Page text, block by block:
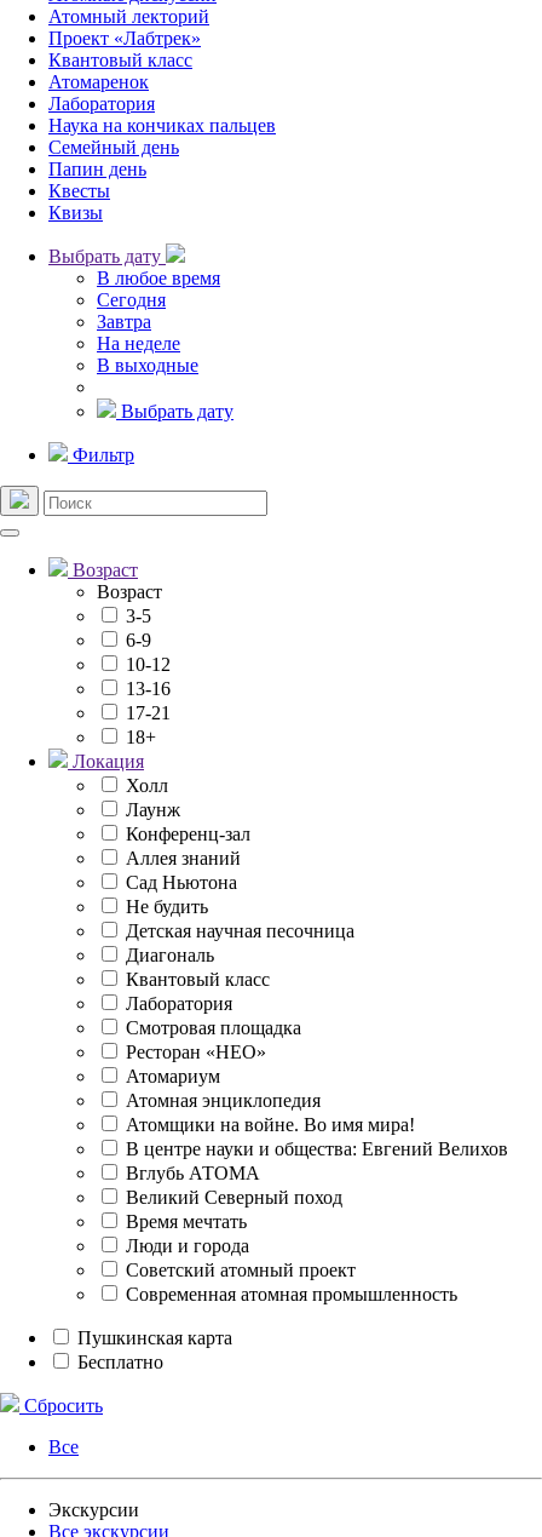
Атомный лекторий
Проект «Лабтрек»
Квантовый класс
Атомаренок
Лаборатория
Наука на кончиках пальцев
Семейный день
Папин день
Квесты
Квизы
Выбрать дату
В любое время
Сегодня
Завтра
На неделе
В выходные
Выбрать дату
Фильтр
Возраст
Возраст
3-5
6-9
10-12
13-16
17-21
18+
Локация
Холл
Лаунж
Конференц-зал
Аллея знаний
Сад Ньютона
Не будить
Детская научная песочница
Диагональ
Квантовый класс
Лаборатория
Смотровая площадка
Ресторан «НЕО»
Атомариум
Атомная энциклопедия
Атомщики на войне. Во имя мира!
В центре науки и общества: Евгений Велихов
Вглубь АТОМА
Великий Северный поход
Время мечтать
Люди и города
Советский атомный проект
Современная атомная промышленность
Пушкинская карта
Бесплатно
Сбросить
Все
Экскурсии
Все экскурсии